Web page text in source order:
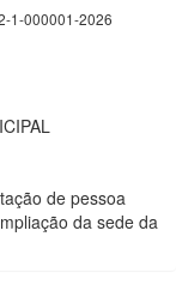
1-000001-2026
de pessoa
da sede da